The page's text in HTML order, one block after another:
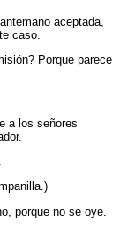
aceptada,
caso.
Porque parece
a los señores
porque no se oye.